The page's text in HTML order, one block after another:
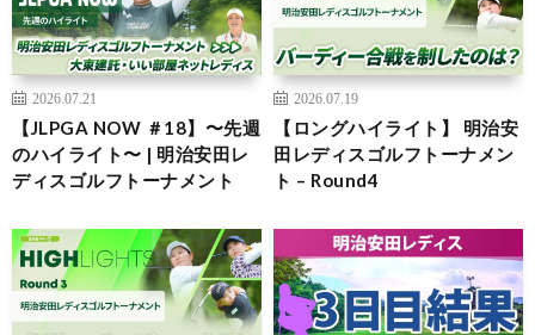
2026.07.21
【JLPGA NOW ＃18】〜先週
のハイライト〜 | 明治安田レ
ディスゴルフトーナメント
2026.07.19
【ロングハイライト】 明治安
田レディスゴルフトーナメン
ト – Round4